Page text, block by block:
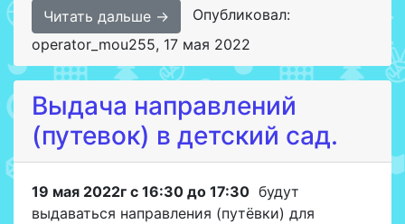
Читать дальше →
Опубликовал:
operator_mou255, 17 мая 2022
Выдача направлений
(путевок) в детский сад.
19 мая 2022г с 16:30 до 17:30 будут
выдаваться направления (путёвки) для